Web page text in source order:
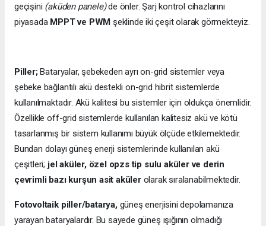
geçişini (aküden panele)de önler. Şarj kontrol cihazlarını
piyasada MPPT ve PWM şeklinde iki çeşit olarak görmekteyiz.
Piller;Bataryalar, şebekeden ayrı on-grid sistemler veya
şebeke bağlantılı akü destekli on-grid hibrit sistemlerde
kullanılmaktadır. Akü kalitesi bu sistemler için oldukça önemlidir.
Özellikle off-grid sistemlerde kullanılan kalitesiz akü ve kötü
tasarlanmış bir sistem kullanımı büyük ölçüde etkilemektedir.
Bundan dolayı güneş enerji sistemlerinde kullanılan akü
çeşitleri; jel aküler, özel opzs tip sulu aküler ve derin
çevrimli bazı kurşun asit akülerolarak sıralanabilmektedir.
Fotovoltaik piller/batarya,güneş enerjisini depolamanıza
yarayan bataryalardır. Bu sayede güneş ışığının olmadığı